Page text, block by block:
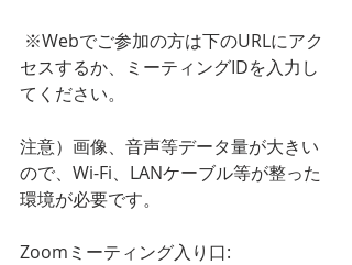
セスするか、ミーティングIDを入力し
てください。
注意）画像、音声等データ量が大きい
ので、Wi-Fi、LANケーブル等が整った
環境が必要です。
Zoomミーティング入り口: